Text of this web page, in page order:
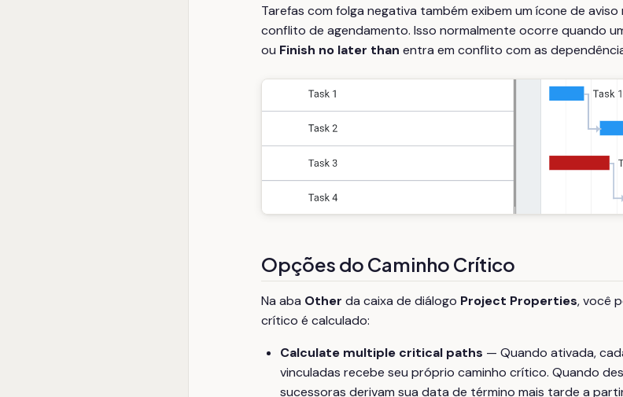
Tarefas com folga negativa também exibem um ícone de
conflito de agendamento. Isso normalmente ocorre quando
ou Finish no later than entra em conflito com as
Opções do Caminho Crítico
Na aba Other da caixa de diálogo Project Properties, você
crítico é calculado:
Calculate multiple critical paths — Quando ativada,
vinculadas recebe seu próprio caminho crítico. Quando
sucessoras derivam sua data de término mais tarde a